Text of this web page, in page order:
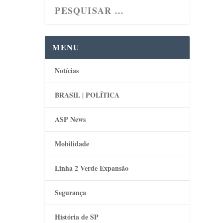
MENU
Notícias
BRASIL | POLÍTICA
ASP News
Mobilidade
Linha 2 Verde Expansão
Segurança
História de SP